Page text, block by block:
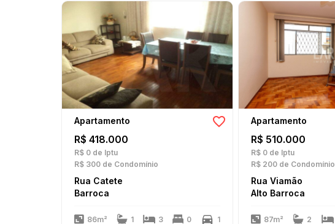
Apartamento
R$ 418.000
R$ 0 de Iptu
R$ 300 de Condomínio
Rua Catete
Barroca
86m² 1 3 0 1
Apartamento
R$ 510.000
R$ 0 de Iptu
R$ 200 de Condomínio
Rua Viamão
Alto Barroca
87m² 2